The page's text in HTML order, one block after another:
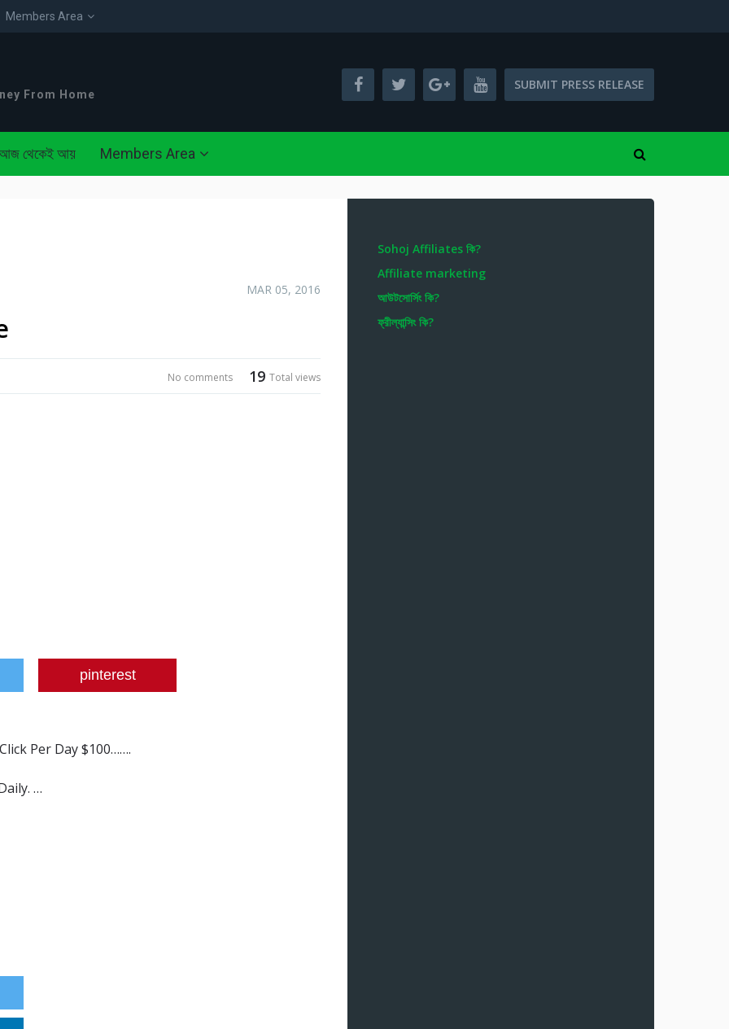
Members Area
From Home
SUBMIT PRESS RELEASE
থেকেই আয় Members Area
MAR 05, 2016
19 Total views
No comments
pinterest
Per Day $100…….
…
Sohoj Affiliates কি?
Affiliate marketing
আউটসোর্সিং কি?
ফ্রীল্যান্সিং কি?